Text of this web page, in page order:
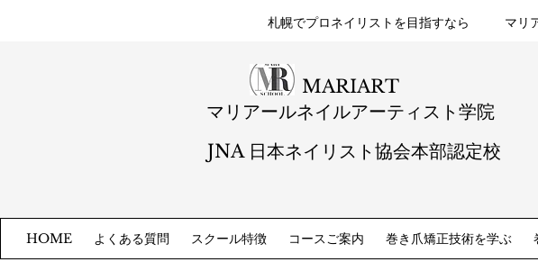
札幌​でプロネイリストを目指すなら マリ
MARIART
マリアールネイルアーティスト学院
JNA 日本ネイリスト協会本部認定校
HOME よくある質問 スクール特徴 コースご案内 巻き爪矯正技術を学ぶ